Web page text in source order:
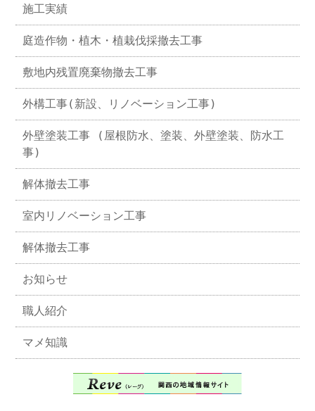
施工実績
庭造作物・植木・植栽伐採撤去工事
敷地内残置廃棄物撤去工事
外構工事(新設、リノベーション工事)
外壁塗装工事 (屋根防水、塗装、外壁塗装、防水工
事)
解体撤去工事
室内リノベーション工事
解体撤去工事
お知らせ
職人紹介
マメ知識